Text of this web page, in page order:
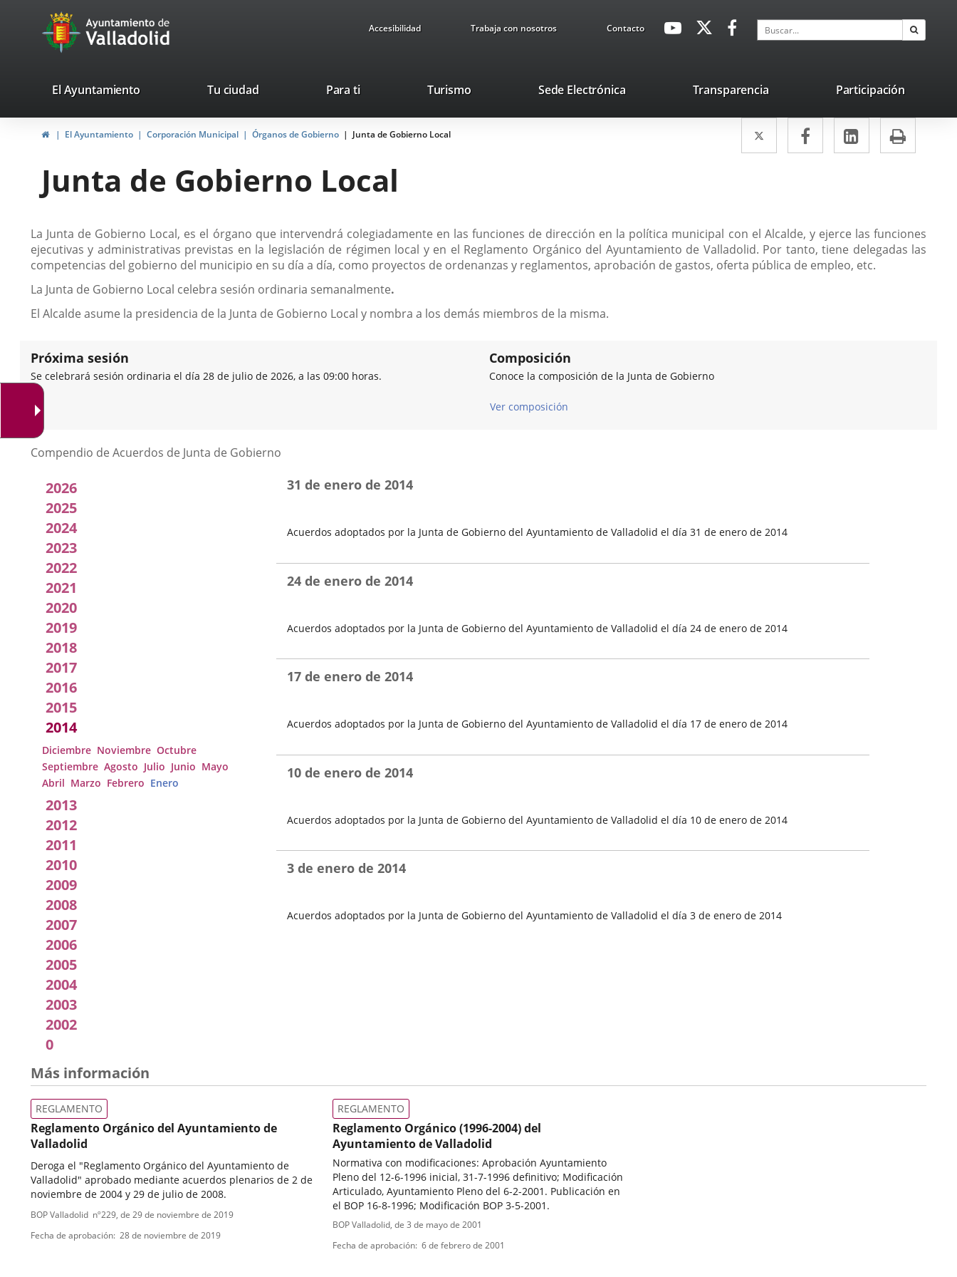
Portal
Web
Ayuntamiento
de
Accesibilidad Trabaja con nosotros ContactoavaHeaderSocial
Enlace
externa.
Enlace
aplicación
externa.
Enlace
aplicación
externa.
Buscar
valladolid.es
El Ayuntamiento Tu ciudad Para ti TurismoEste
se
Sede ElectrónicaEnlace
una
Transparencia Participación
InicioEl Ayuntamiento Corporación Municipal Órganos de Gobierno Junta de Gobierno Local Twitter
Enlace
a
externa.
Facebook
Enlace
a
externa.
LinkedIn
Enlace
a
externa.
Junta de Gobierno Local
Descripción
La Junta de Gobierno Local, es el órgano que intervendrá colegiadamente en las funciones de dirección en la política municipal con el Alcalde, y ejerce las funciones
ejecutivas y administrativas previstas en la legislación de régimen local y en el Reglamento Orgánico del Ayuntamiento de Valladolid. Por tanto, tiene delegadas las
competencias del gobierno del municipio en su día a día, como proyectos de ordenanzas y reglamentos, aprobación de gastos, oferta pública de empleo, etc.
La Junta de Gobierno Local celebra sesión ordinaria semanalmente.
El Alcalde asume la presidencia de la Junta de Gobierno Local y nombra a los demás miembros de la misma.
Próxima sesión
Se celebrará sesión ordinaria el día 28 de julio de 2026, a las 09:00 horas.
Composición
Conoce la composición de la Junta de Gobierno
Ver composición
Listado
de
Acuerdos
de
Junta
de
Gobierno
Local
Compendio de Acuerdos de Junta de Gobierno
2026
2025
2024
2023
2022
2021
2020
2019
2018
2017
2016
2015
2014
Diciembre Noviembre Octubre
Septiembre Agosto Julio Junio Mayo
Abril Marzo Febrero Enero
2013
2012
2011
2010
2009
2008
2007
2006
2005
2004
2003
2002
0
Acuerdos adoptados por la Junta de Gobierno del Ayuntamiento de Valladolid el día 31 de enero de 2014
del
Pleno
31 de enero de 2014
Acuerdos adoptados por la Junta de Gobierno del Ayuntamiento de Valladolid el día 24 de enero de 2014
del
Pleno
24 de enero de 2014
Acuerdos adoptados por la Junta de Gobierno del Ayuntamiento de Valladolid el día 17 de enero de 2014
del
Pleno
17 de enero de 2014
Acuerdos adoptados por la Junta de Gobierno del Ayuntamiento de Valladolid el día 10 de enero de 2014
del
Pleno
10 de enero de 2014
Acuerdos adoptados por la Junta de Gobierno del Ayuntamiento de Valladolid el día 3 de enero de 2014
3 de enero de 2014
Más información
Reglamento Orgánico del Ayuntamiento de
Valladolid
Deroga el "Reglamento Orgánico del Ayuntamiento de
Valladolid" aprobado mediante acuerdos plenarios de 2 de
noviembre de 2004 y 29 de julio de 2008.
Tipo
de
REGLAMENTO
Referencia
BOP Valladolid nº229, de 29 de noviembre de 2019
Fecha de aprobación 28 de noviembre de 2019
Reglamento Orgánico (1996-2004) del
Ayuntamiento de Valladolid
Normativa con modificaciones: Aprobación Ayuntamiento
Pleno del 12-6-1996 inicial, 31-7-1996 definitivo; Modificación
Articulado, Ayuntamiento Pleno del 6-2-2001. Publicación en
el BOP 16-8-1996; Modificación BOP 3-5-2001.
Tipo
de
REGLAMENTO
Referencia
BOP Valladolid, de 3 de mayo de 2001
Fecha de aprobación 6 de febrero de 2001